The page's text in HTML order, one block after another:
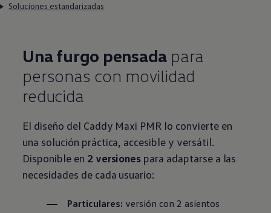
Soluciones estandarizadas
Una furgo pensada para
personas con movilidad
reducida
El diseño del Caddy Maxi PMR lo convierte en
una solución práctica, accesible y versátil.
Disponible en 2 versiones para adaptarse a las
necesidades de cada usuario:
Particulares: versión con 2 asientos